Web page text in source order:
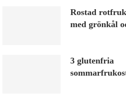
Rostad
med grönkål
3 glutenfria